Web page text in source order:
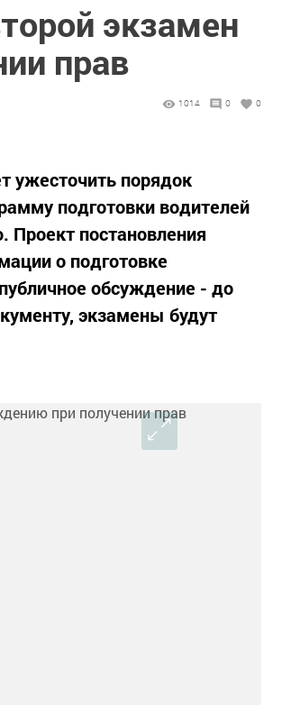
экзамен
прав
1014 0 0
ужесточить порядок
подготовки водителей
постановления
о подготовке
обсуждение - до
экзамены будут